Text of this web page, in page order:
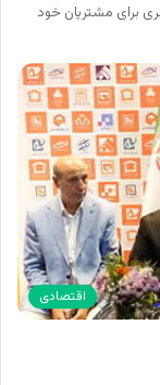
برای مشتریان خود
اقتصادی